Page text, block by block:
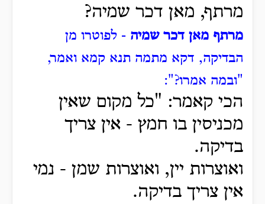
מרתף, מאן דכר שמיה?
מרתף מאן דכר שמיה - לפוטרו מן
הבדיקה, דקא מתמה תנא קמא ואמר,
"ובמה אמרו?":
הכי קאמר: "כל מקום שאין
מכניסין בו חמץ - אין צריך
בדיקה.
ואוצרות יין, ואוצרות שמן - נמי
אין צריך בדיקה.